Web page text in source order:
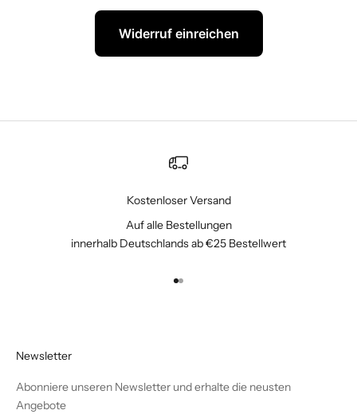
Widerruf einreichen
Kostenloser Versand
Auf alle Bestellungen
innerhalb Deutschlands ab €25 Bestellwert
Gehe zu Element 1
Gehe zu Element 2
Newsletter
Abonniere unseren Newsletter und erhalte die neusten
Angebote